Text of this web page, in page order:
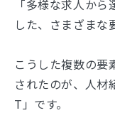
「多様な求人か
した、さまざまな
こうした複数の要
されたのが、人材
T」です。